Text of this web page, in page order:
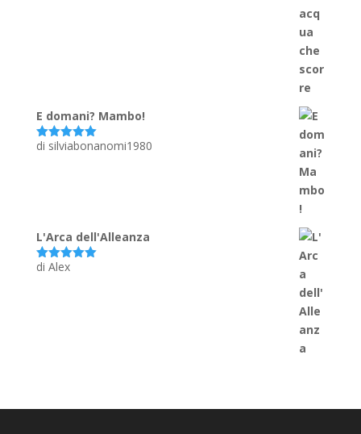
E domani? Mambo!
Valutato5
di silviabonanomi1980
L'Arca dell'Alleanza
Valutato
di Alex